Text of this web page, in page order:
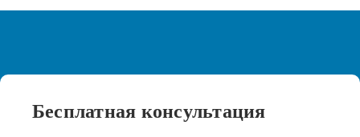
Бесплатная консультация